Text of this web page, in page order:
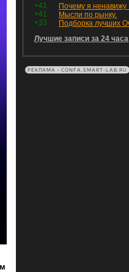
+41
+41
Мысли по рынку.
+33
Лучшие записи за 24 часа
РЕКЛАМА • CONFA.SMART-LAB.RU